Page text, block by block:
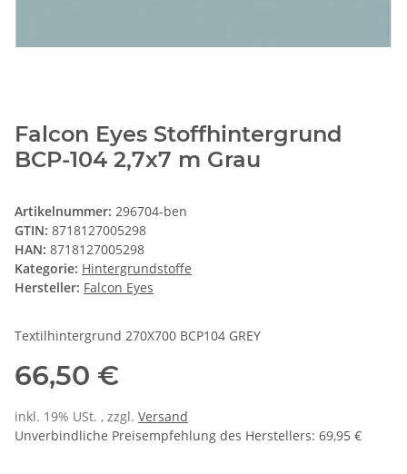
Falcon Eyes Stoffhintergrund
BCP-104 2,7x7 m Grau
Artikelnummer: 296704-ben
GTIN: 8718127005298
HAN: 8718127005298
Kategorie: Hintergrundstoffe
Hersteller: Falcon Eyes
Textilhintergrund 270X700 BCP104 GREY
66,50 €
inkl. 19% USt. , zzgl. Versand
Unverbindliche Preisempfehlung des Herstellers: 69,95 €